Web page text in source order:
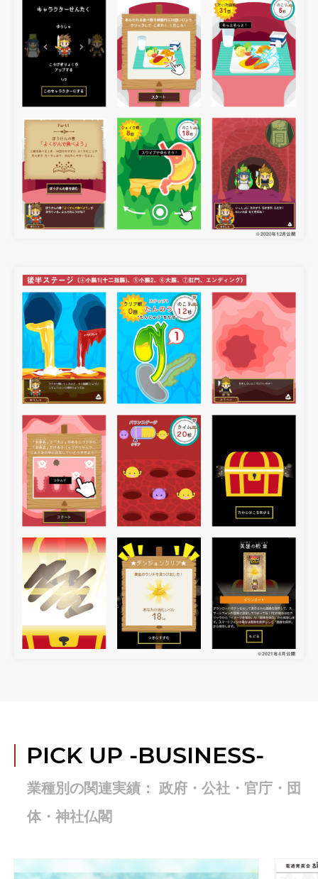
PICK UP -BUSINESS-
業種別の関連実績： 政府・公社・官庁・団
体・神社仏閣